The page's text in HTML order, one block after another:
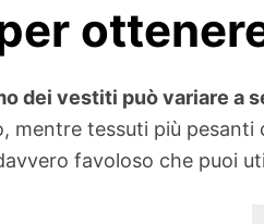
dei vestiti può variare a
mentre tessuti più
favoloso che puoi